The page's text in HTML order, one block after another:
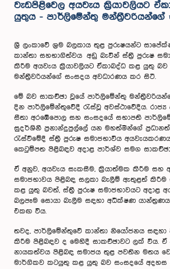
වැඩපිළිවෙල අයවැය ක්‍රියාවලියට
යුතුය - පාර්ලිමේන්තු මන්ත්‍රීවරියන්ගේ
ශ්‍රී ලංකාවේ ශ්‍රම බලකාය තුළ පුරුෂයන්ට
කාන්තා සහභාගිත්වය අඩු බැවින් ස්ත්‍රී පුරුෂ
කිරීම අයවැය ක්‍රියාවලියට ඒකාබද්ධ කළ යුතු බව
මන්ත්‍රීවරියන්ගේ සංසදය අවධාරණය කර සිටී.
මේ බව සාකච්ඡා වූයේ පාර්ලිමේන්තු
දින පාර්ලිමේන්තුවේදී රැස්වූ අවස්ථාවේදීය.
සීතා අරඹේපොල සහ සංසදයේ සභාපති
සුදර්ශිනී ප්‍රනාන්දුපුල්ලේ යන මහත්මීන්ගේ
රැස්වීමේදී ස්ත්‍රී පුරුෂ සමාජභාවීය
කෙටුම්පත පිළිබඳව අදාළ පාර්ශ්ව සමග
ඒ අනුව, අයවැය සැකසීම, ක්‍රියාත්මක කිරීම සහ
සමාජභාවය පිළිබඳ සලකා බැලීම් ඇතුළත් කිරීම
කළ යුතු බවත්, ස්ත්‍රී පුරුෂ සමාජභාවයට අදාළ
බලපෑම සොයා බැලීම සඳහා අධීක්ෂණ
එකඟ විය.
තවද, පාර්ලිමේන්තුවේ කාන්තා නියෝජනය සඳහා
කිරීම පිළිබඳව ද මෙහිදී සාකච්ඡාවට ලක් විය. ඒ
නායකත්වය පිළිබඳ සමාජය තුළ පවතින මතය
මාර්ගිකව කටයුතු කළ යුතු බව සංසදයේ අදහස